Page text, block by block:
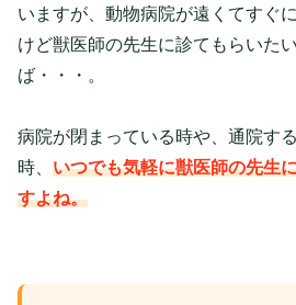
いますが、動物病院が遠くてすぐ
けど獣医師の先生に診てもらいた
ば・・・。
病院が閉まっている時や、通院す
時、 いつでも気軽に獣医師の先生
すよね。